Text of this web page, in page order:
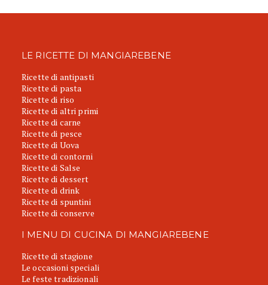
LE RICETTE DI MANGIAREBENE
Ricette di antipasti
Ricette di pasta
Ricette di riso
Ricette di altri primi
Ricette di carne
Ricette di pesce
Ricette di Uova
Ricette di contorni
Ricette di Salse
Ricette di dessert
Ricette di drink
Ricette di spuntini
Ricette di conserve
I MENU DI CUCINA DI MANGIAREBENE
Ricette di stagione
Le occasioni speciali
Le feste tradizionali